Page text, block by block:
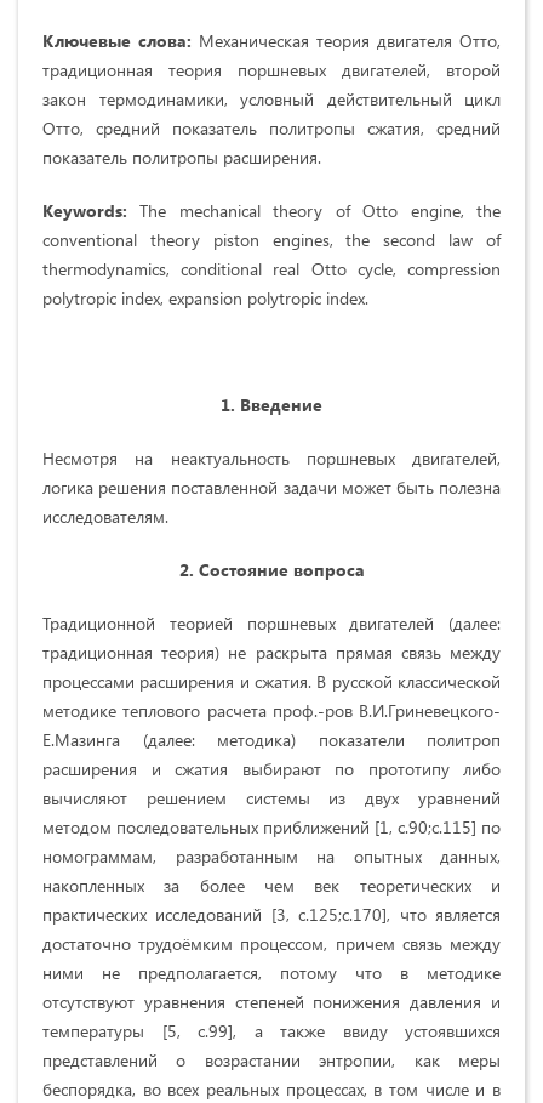
Ключевые слова: Механическая теория двигателя Отто,
традиционная теория поршневых двигателей, второй
закон термодинамики, условный действительный цикл
Отто, средний показатель политропы сжатия, средний
показатель политропы расширения.
Keywords:The mechanical theory of Оtto engine, the
conventional theory piston engines, the second law of
thermodynamics, conditional real Otto cycle, compression
polytropic index, expansion polytropic index.
1. Введение
Несмотря на неактуальность поршневых двигателей,
логика решения поставленной задачи может быть полезна
исследователям.
2. Состояние вопроса
Традиционной теорией поршневых двигателей (далее:
традиционная теория) не раскрыта прямая связь между
процессами расширения и сжатия. В русской классической
методике теплового расчета проф.-ров В.И.Гриневецкого-
Е.Мазинга (далее: методика) показатели политроп
расширения и сжатия выбирают по прототипу либо
вычисляют решением системы из двух уравнений
методом последовательных приближений [1, с.90;с.115] по
номограммам, разработанным на опытных данных,
накопленных за более чем век теоретических и
практических исследований [3, с.125;с.170], что является
достаточно трудоёмким процессом, причем связь между
ними не предполагается, потому что в методике
отсутствуют уравнения степеней понижения давления и
температуры [5, с.99], а также ввиду устоявшихся
представлений о возрастании энтропии, как меры
беспорядка, во всех реальных процессах, в том числе и в